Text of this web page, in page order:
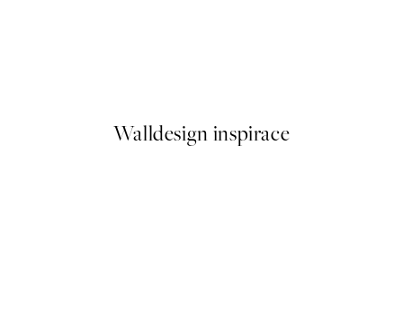
Walldesign inspirace